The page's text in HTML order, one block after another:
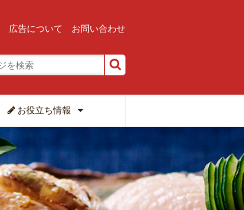
広告について お問い合わせ
お役立ち情報